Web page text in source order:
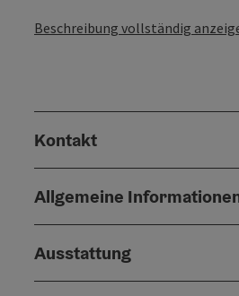
Beschreibung vollständig
Kontakt
Allgemeine
Ausstattung